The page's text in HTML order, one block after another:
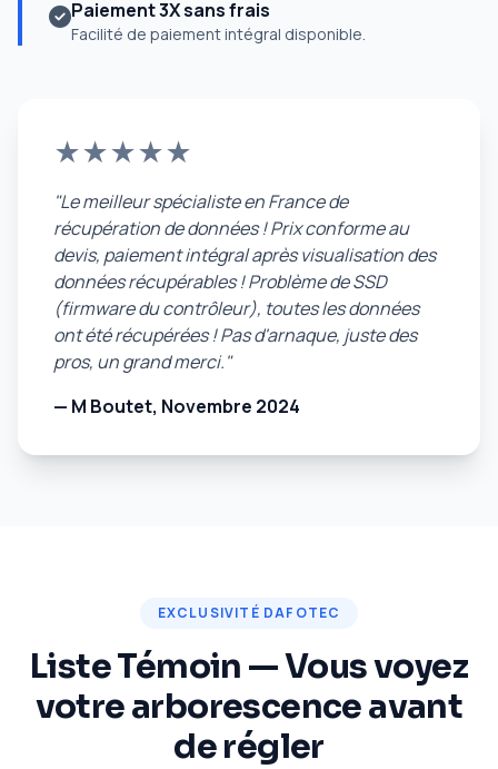
Paiement 3X sans frais
Facilité de paiement intégral disponible.
★★★★★
"Le meilleur spécialiste en France de
récupération de données ! Prix conforme au
devis, paiement intégral après visualisation des
données récupérables ! Problème de SSD
(firmware du contrôleur), toutes les données
ont été récupérées ! Pas d'arnaque, juste des
pros, un grand merci."
— M Boutet, Novembre 2024
EXCLUSIVITÉ DAFOTEC
Liste Témoin — Vous voyez
votre arborescence avant
de régler